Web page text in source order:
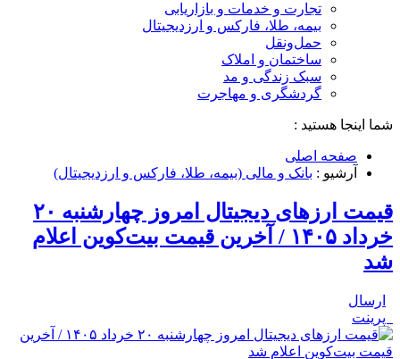
تجارت و خدمات و بازاریابی
بیمه، طلا، فارکس و ارزدیجیتال
حمل‌و‌نقل
ساختمان و املاک
سبک زندگی و مد
گردشگری و مهاجرت
شما اینجا هستید :
صفحه اصلی
آرشیو : بانک و مالی (بیمه، طلا، فارکس و ارزدیجیتال)
قیمت ارز‌های دیجیتال امروز چهارشنبه ۲۰
خرداد ۱۴۰۵ / آخرین قیمت بیت‌کوین اعلام
شد
ارسال
پرینت